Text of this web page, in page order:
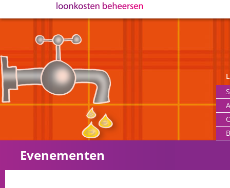
Evenementen